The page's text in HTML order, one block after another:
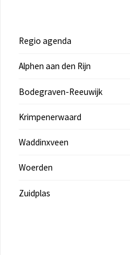
Regio agenda
Alphen aan den Rijn
Bodegraven-Reeuwijk
Krimpenerwaard
Waddinxveen
Woerden
Zuidplas